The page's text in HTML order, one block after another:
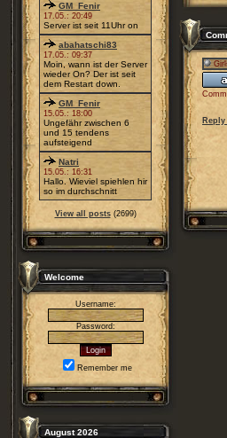
GM_Fenir
17.05.: 20:49
Server ist seit 11Uhr on
abahatschi83
17.05.: 09:37
Moin, wann ist der Server
wieder On? Der ist seit
dem Restart down.
GM_Fenir
15.05.: 18:00
Ungefähr zwischen 6
und 15 tendens
aufsteigend
Natri
15.05.: 16:31
Hallo. Wieviel spiehlen hir
so im durchschnitt
View all posts(2699)
Welcome
Username:
Password:
Remember me
August 2026